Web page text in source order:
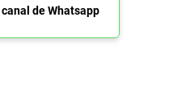
de Whatsapp